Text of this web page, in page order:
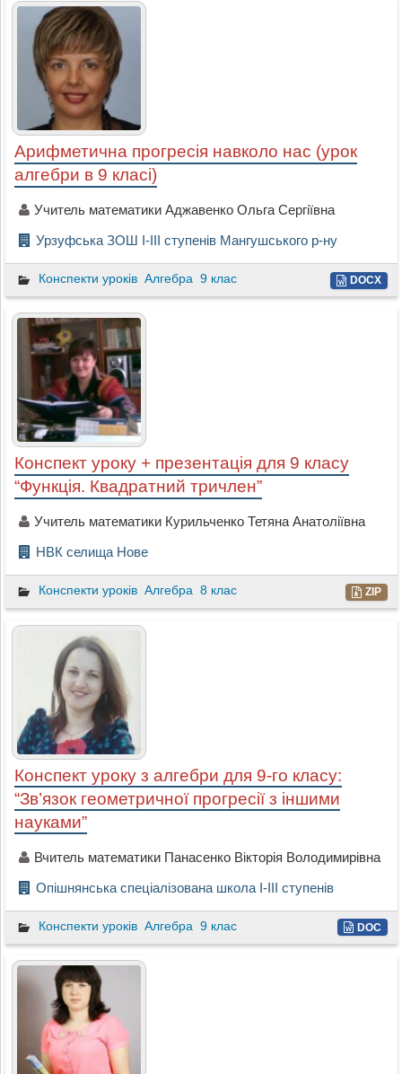
Арифметична прогресія навколо нас (урок
алгебри в 9 класі)
Учитель математики Аджавенко Ольга Сергіївна
Урзуфська ЗОШ І-ІІІ ступенів Мангушського р-ну
Конспекти уроків Алгебра 9 клас DOCX
Конспект уроку + презентація для 9 класу
“Функція. Квадратний тричлен”
Учитель математики Курильченко Тетяна Анатоліївна
НВК селища Нове
Конспекти уроків Алгебра 8 клас ZIP
Конспект уроку з алгебри для 9-го класу:
“Зв’язок геометричної прогресії з іншими
науками”
Вчитель математики Панасенко Вікторія Володимирівна
Опішнянська спеціалізована школа I-III ступенів
Конспекти уроків Алгебра 9 клас DOC